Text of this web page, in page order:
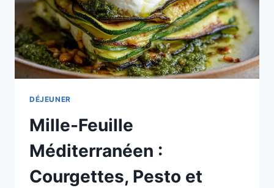
DE
JADE
DÉJEUNER
Mille-Feuille
Méditerranéen :
Courgettes, Pesto et